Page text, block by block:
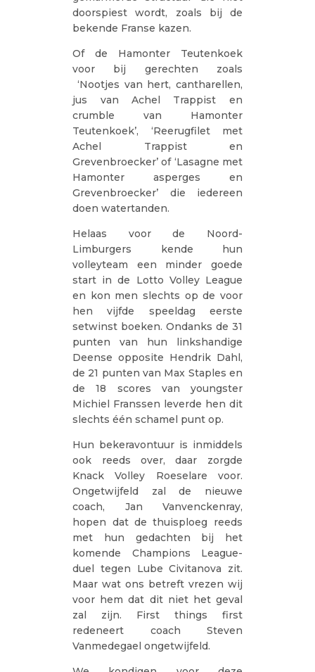
doorspiest wordt, zoals bij de
bekende Franse kazen.
Of de Hamonter Teutenkoek
voor bij gerechten zoals
‘Nootjes van hert, cantharellen,
jus van Achel Trappist en
crumble van Hamonter
Teutenkoek’, ‘Reerugfilet met
Achel Trappist en
Grevenbroecker’ of ‘Lasagne met
Hamonter asperges en
Grevenbroecker’ die iedereen
doen watertanden.
Helaas voor de Noord-
Limburgers kende hun
volleyteam een minder goede
start in de Lotto Volley League
en kon men slechts op de voor
hen vijfde speeldag eerste
setwinst boeken. Ondanks de 31
punten van hun linkshandige
Deense opposite Hendrik Dahl,
de 21 punten van Max Staples en
de 18 scores van youngster
Michiel Franssen leverde hen dit
slechts één schamel punt op.
Hun bekeravontuur is inmiddels
ook reeds over, daar zorgde
Knack Volley Roeselare voor.
Ongetwijfeld zal de nieuwe
coach, Jan Vanvenckenray,
hopen dat de thuisploeg reeds
met hun gedachten bij het
komende Champions League-
duel tegen Lube Civitanova zit.
Maar wat ons betreft vrezen wij
voor hem dat dit niet het geval
zal zijn. First things first
redeneert coach Steven
Vanmedegael ongetwijfeld.